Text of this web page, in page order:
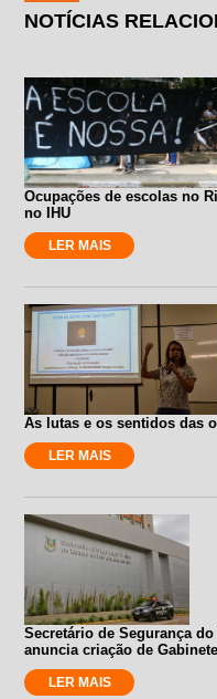
NOTÍCIAS
Ocupações de escolas no
no IHU
LER MAIS
As lutas e os sentidos das
LER MAIS
Secretário de Segurança
anuncia criação de
LER MAIS